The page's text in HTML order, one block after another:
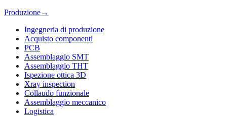
Produzione→
Ingegneria di produzione
Acquisto componenti
PCB
Assemblaggio SMT
Assemblaggio THT
Ispezione ottica 3D
Xray inspection
Collaudo funzionale
Assemblaggio meccanico
Logistica